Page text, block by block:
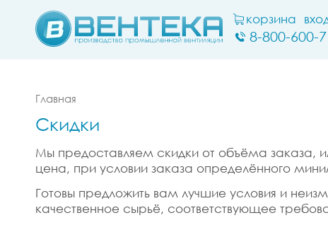
корзина
8-800-600-
Главная
Скидки
Мы предоставляем скидки от объёма заказа,
цена, при условии заказа определённого
Готовы предложить вам лучшие условия и
качественное сырьё, соответствующее